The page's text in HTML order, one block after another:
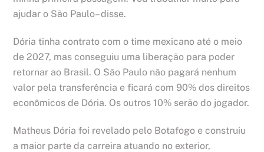
ajudar o São Paulo– disse.
Dória tinha contrato com o time mexicano até o meio
de 2027, mas conseguiu uma liberação para poder
retornar ao Brasil. O São Paulo não pagará nenhum
valor pela transferência e ficará com 90% dos direitos
econômicos de Dória. Os outros 10% serão do jogador.
Matheus Dória foi revelado pelo Botafogo e construiu
a maior parte da carreira atuando no exterior,